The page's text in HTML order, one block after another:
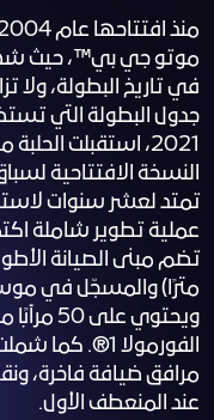
موتو جي بي™، حيث
في تاريخ البطولة، ولا
جدول البطولة التي
النسخة الافتتاحية
مترًا) والمسجّل في
ويحتوي
الفورمولا 1®.
مرافق ضيافة فاخرة،
عند المنعطف الأول.
Assistant
How can I
you today?
English
can I help you today?
Karting
Upcoming Events